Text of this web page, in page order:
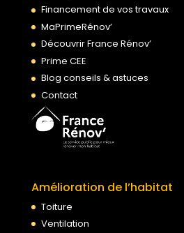
Financement de vos travaux
MaPrimeRénov’
Découvrir France Rénov’
Prime CEE
Blog conseils & astuces
Contact
Amélioration de l’habitat
Toiture
Ventilation